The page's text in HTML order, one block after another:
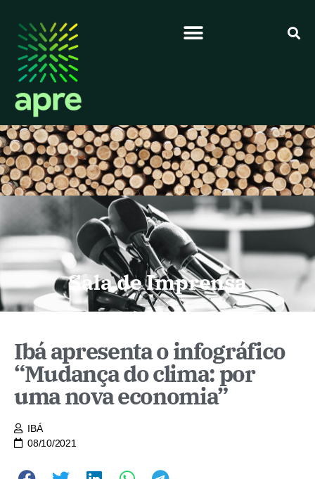
Sala de Imprensa
Ibá apresenta o infográfico
“Mudança do clima: por
uma nova economia”
IBÁ
08/10/2021